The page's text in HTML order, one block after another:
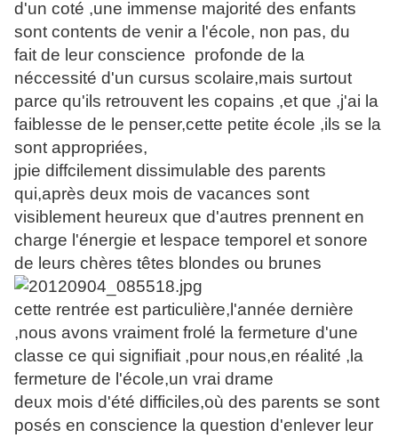
d'un coté ,une immense majorité des enfants
sont contents de venir a l'école, non pas, du
fait de leur conscience profonde de la
néccessité d'un cursus scolaire,mais surtout
parce qu'ils retrouvent les copains ,et que ,j'ai la
faiblesse de le penser,cette petite école ,ils se la
sont appropriées,
jpie diffcilement dissimulable des parents
qui,après deux mois de vacances sont
visiblement heureux que d'autres prennent en
charge l'énergie et lespace temporel et sonore
de leurs chères têtes blondes ou brunes
cette rentrée est particulière,l'année dernière
,nous avons vraiment frolé la fermeture d'une
classe ce qui signifiait ,pour nous,en réalité ,la
fermeture de l'école,un vrai drame
deux mois d'été difficiles,où des parents se sont
posés en conscience la question d'enlever leur